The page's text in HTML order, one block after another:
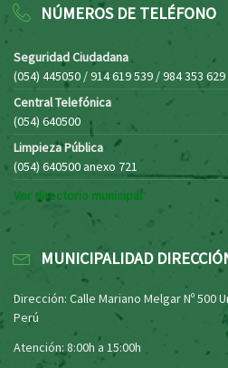
NÚMEROS DE TELÉFONO
Seguridad Ciudadana
(054) 445050 / 914 619 539 / 984 353 629
Central Telefónica
(054) 640500
Limpieza Pública
(054) 640500 anexo 721
Ver directorio municipal
MUNICIPALIDAD
Dirección: Calle Mariano Melgar Nº 500
Perú
Atención: 8:00h a 15:00h